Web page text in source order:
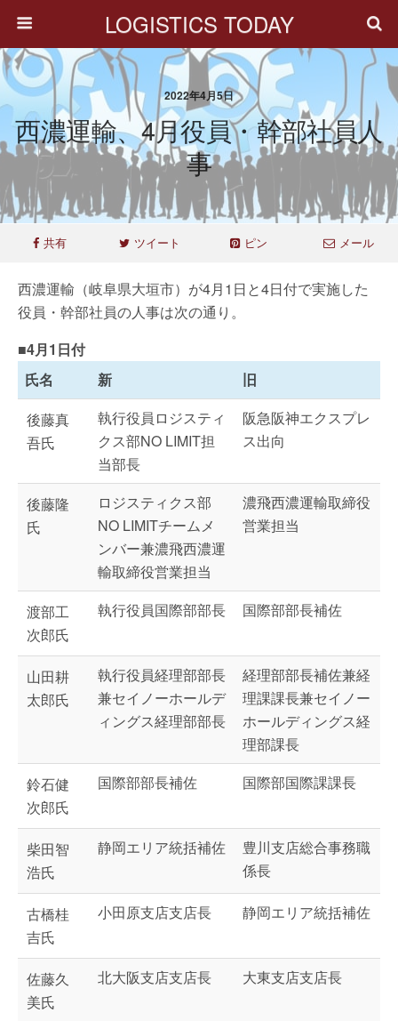
LOGISTICS TODAY
2022年4月5日
西濃運輸、4月役員・幹部社員人
事
共有 ツイート ピン メール
西濃運輸（岐阜県大垣市）が4月1日と4日付で実施した
役員・幹部社員の人事は次の通り。
■4月1日付
氏名
新
旧
後藤真
吾氏
執行役員ロジスティ
クス部NO LIMIT担
当部長
阪急阪神エクスプレ
ス出向
後藤隆
氏
ロジスティクス部
NO LIMITチームメ
ンバー兼濃飛西濃運
輸取締役営業担当
濃飛西濃運輸取締役
営業担当
渡部工
次郎氏
執行役員国際部部長 国際部部長補佐
山田耕
太郎氏
執行役員経理部部長
兼セイノーホールデ
ィングス経理部部長
経理部部長補佐兼経
理課課長兼セイノー
ホールディングス経
理部課長
鈴石健
次郎氏
国際部部長補佐 国際部国際課課長
柴田智
浩氏
静岡エリア統括補佐
豊川支店総合事務職
係長
古橋桂
吉氏
小田原支店支店長 静岡エリア統括補佐
佐藤久
美氏
北大阪支店支店長 大東支店支店長